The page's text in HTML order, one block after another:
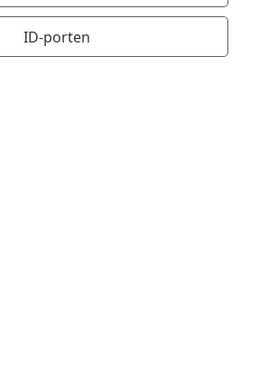
ID-porten